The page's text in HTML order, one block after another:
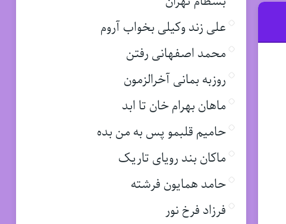
علی زند وکیلی بخواب آروم
محمد اصفهانی رفتن
روزبه بمانی آخرالزمون
ماهان بهرام خان تا ابد
حامیم قلبمو پس به من بده
ماکان بند رویای تاریک
حامد همایون فرشته
فرزاد فرخ نور